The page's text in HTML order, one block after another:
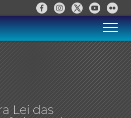
Lei das